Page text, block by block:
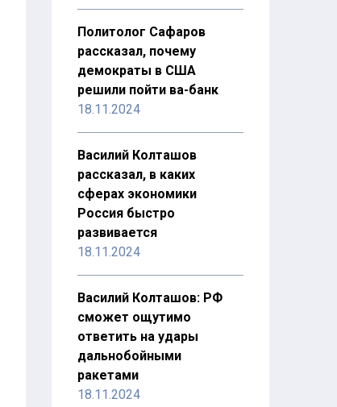
Политолог Сафаров
рассказал, почему
демократы в США
решили пойти ва-банк
18.11.2024
Василий Колташов
рассказал, в каких
сферах экономики
Россия быстро
развивается
18.11.2024
Василий Колташов: РФ
сможет ощутимо
ответить на удары
дальнобойными
ракетами
18.11.2024